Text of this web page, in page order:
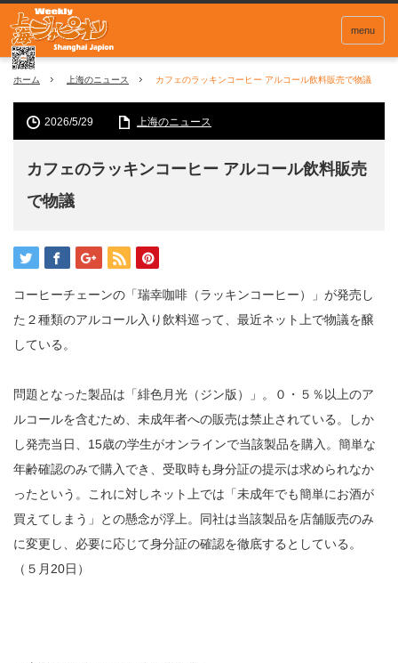
menu
ホーム 上海のニュース カフェのラッキンコーヒー アルコール飲料販売で物議
2026/5/29 上海のニュース
カフェのラッキンコーヒー アルコール飲料販売
で物議
コーヒーチェーンの「瑞幸咖啡（ラッキンコーヒー）」が発売し
た２種類のアルコール入り飲料巡って、最近ネット上で物議を醸
している。
問題となった製品は「緋色月光（ジン版）」。０・５％以上のア
ルコールを含むため、未成年者への販売は禁止されている。しか
し発売当日、15歳の学生がオンラインで当該製品を購入。簡単な
年齢確認のみで購入でき、受取時も身分証の提示は求められなか
ったという。これに対しネット上では「未成年でも簡単にお酒が
買えてしまう」との懸念が浮上。同社は当該製品を店舗販売のみ
に変更し、必要に応じて身分証の確認を徹底するとしている。
（５月20日）